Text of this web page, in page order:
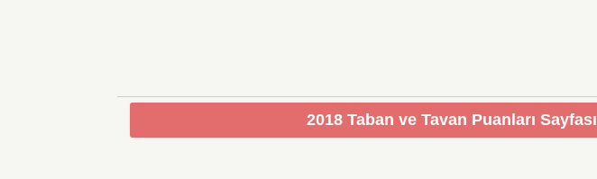
2018 Taban ve Tavan Puanları Sayfası